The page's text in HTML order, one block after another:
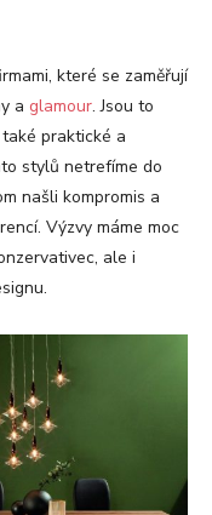
které se zaměřují
a glamour. Jsou to
praktické a
stylů netrefíme do
našli kompromis a
Výzvy máme moc
ale i